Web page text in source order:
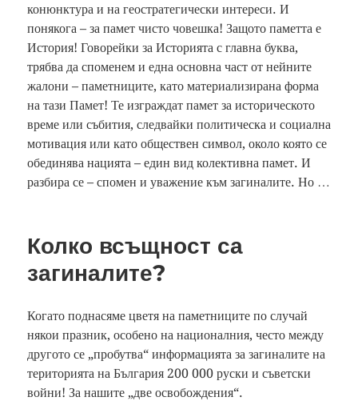
конюнктура и на геостратегически интереси. И
понякога – за памет чисто човешка! Защото паметта е
История! Говорейки за Историята с главна буква,
трябва да споменем и една основна част от нейните
жалони – паметниците, като материализирана форма
на тази Памет! Те изграждат памет за историческото
време или събития, следвайки политическа и социална
мотивация или като обществен символ, около която се
обединява нацията – един вид колективна памет. И
разбира се – спомен и уважение към загиналите. Но …
Колко всъщност са
загиналите?
Когато поднасяме цветя на паметниците по случай
някои празник, особено на националния, често между
другото се „пробутва“ информацията за загиналите на
територията на България 200 000 руски и съветски
войни! За нашите „две освобождения“.